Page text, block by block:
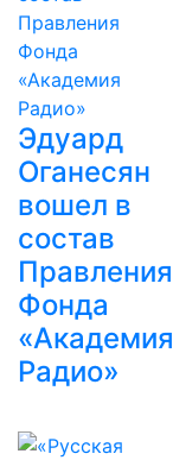
Эдуард
Оганесян
вошел в
состав
Правления
Фонда
«Академия
Радио»